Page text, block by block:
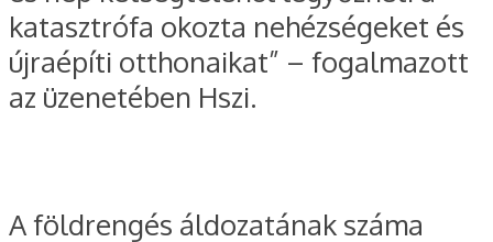
katasztrófa okozta nehézségeket és
újraépíti otthonaikat” – fogalmazott
az üzenetében Hszi.
A földrengés áldozatának száma